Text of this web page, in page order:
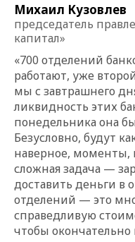
Михаил Кузовлев
председатель
капитал»
«700 отделений
работают, уже
мы с завтрашнего
ликвидность этих
понедельника она
Безусловно, будут
наверное, моменты,
сложная задача —
доставить деньги в
отделений — это
справедливую
чтобы окончательно